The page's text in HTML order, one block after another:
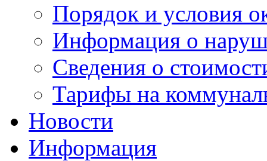
Порядок и условия
Информация о
Сведения о
Тарифы на
Новости
Информация